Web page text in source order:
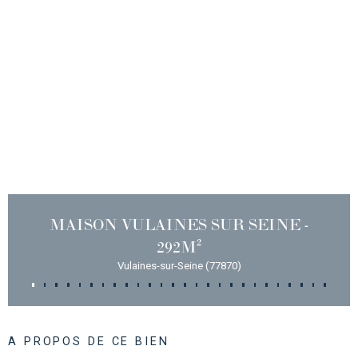
MAISON VULAINES SUR SEINE -
292M²
Vulaines-sur-Seine (77870)
A PROPOS DE CE BIEN